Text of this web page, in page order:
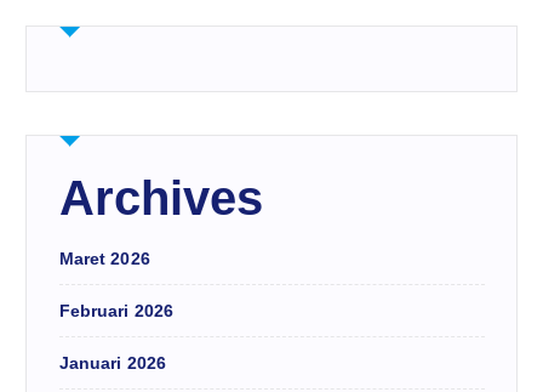
Archives
Maret 2026
Februari 2026
Januari 2026